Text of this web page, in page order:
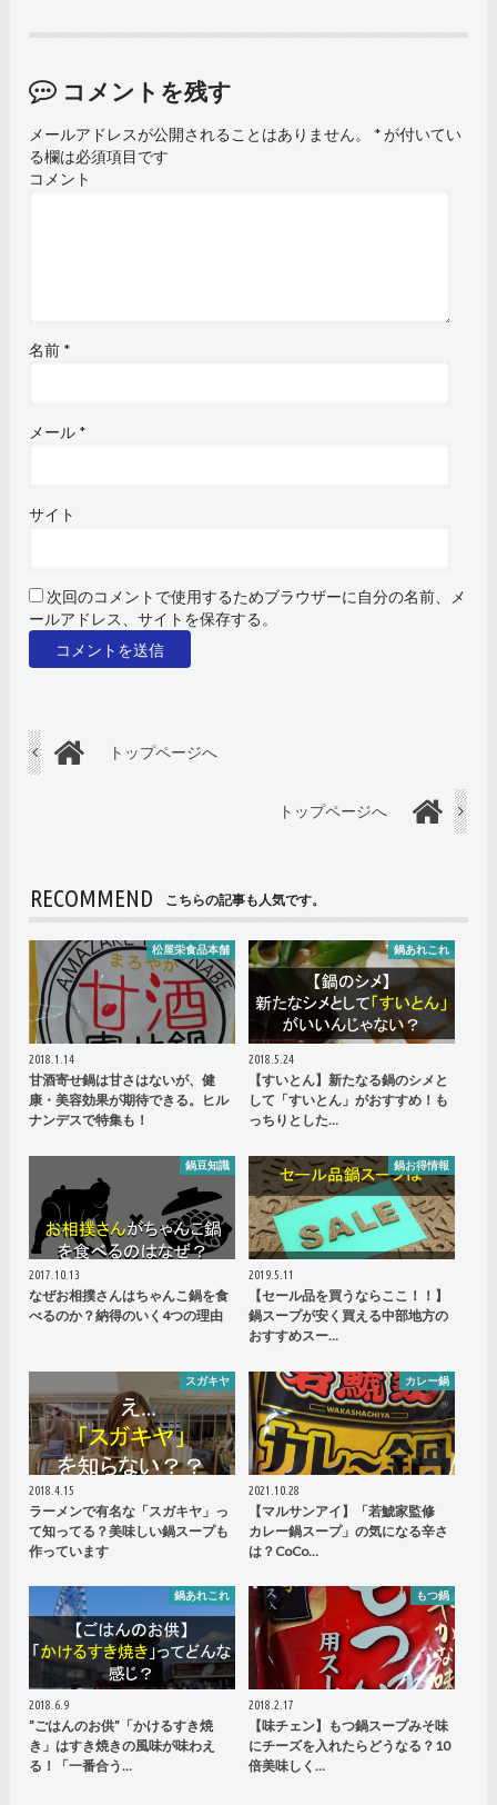
コメントを残す
メールアドレスが公開されることはありません。 *が付いてい
る欄は必須項目です
コメント
名前 *
メール *
サイト
次回のコメントで使用するためブラウザーに自分の名前、メ
ールアドレス、サイトを保存する。
トップページへ
トップページへ
RECOMMEND こちらの記事も人気です。
松屋栄食品本舗
2018.1.14
甘酒寄せ鍋は甘さはないが、健
康・美容効果が期待できる。ヒル
ナンデスで特集も！
鍋あれこれ
2018.5.24
【すいとん】新たなる鍋のシメと
して「すいとん」がおすすめ！も
っちりとした…
鍋豆知識
2017.10.13
なぜお相撲さんはちゃんこ鍋を食
べるのか？納得のいく4つの理由
鍋お得情報
2019.5.11
【セール品を買うならここ！！】
鍋スープが安く買える中部地方の
おすすめスー…
スガキヤ
2018.4.15
ラーメンで有名な「スガキヤ」っ
て知ってる？美味しい鍋スープも
作っています
カレー鍋
2021.10.28
【マルサンアイ】「若鯱家監修
カレー鍋スープ」の気になる辛さ
は？CoCo…
鍋あれこれ
2018.6.9
”ごはんのお供”「かけるすき焼
き」はすき焼きの風味が味わえ
る！「一番合う…
もつ鍋
2018.2.17
【味チェン】もつ鍋スープみそ味
にチーズを入れたらどうなる？10
倍美味しく…